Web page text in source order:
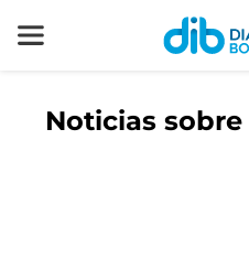
Noticias sobre